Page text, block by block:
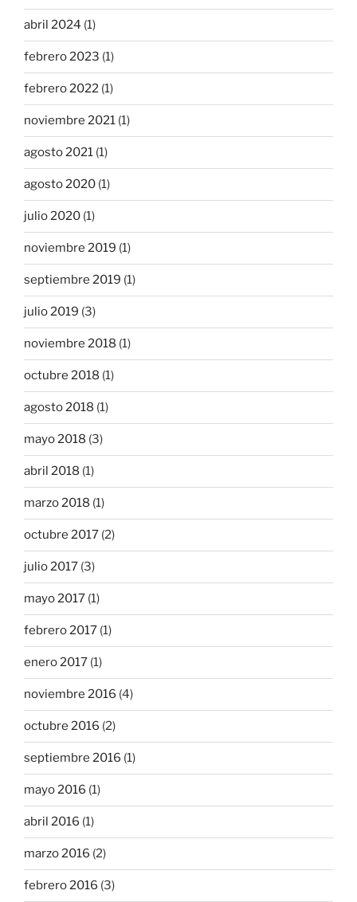
abril 2024 (1)
febrero 2023 (1)
febrero 2022 (1)
noviembre 2021 (1)
agosto 2021 (1)
agosto 2020 (1)
julio 2020 (1)
noviembre 2019 (1)
septiembre 2019 (1)
julio 2019 (3)
noviembre 2018 (1)
octubre 2018 (1)
agosto 2018 (1)
mayo 2018 (3)
abril 2018 (1)
marzo 2018 (1)
octubre 2017 (2)
julio 2017 (3)
mayo 2017 (1)
febrero 2017 (1)
enero 2017 (1)
noviembre 2016 (4)
octubre 2016 (2)
septiembre 2016 (1)
mayo 2016 (1)
abril 2016 (1)
marzo 2016 (2)
febrero 2016 (3)